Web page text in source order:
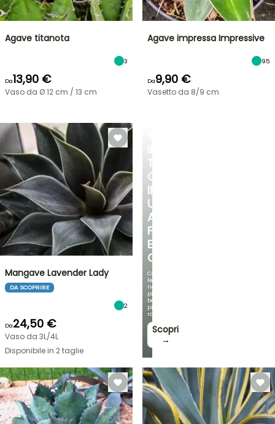
TUO
GIARDINO
IN
UN
ANGOLO
FRESCO
E
OMBREGGIATO
Con
le
nostre
più
belle
piante
rampicanti
Scopri
→
Agave titanota
3
Da13,90 €
Vaso da Ø 12 cm / 13 cm
Agave impressa Impressive
95
Da9,90 €
Vasetto da 8/9 cm
Mangave Lavender Lady
DA SCOPRIRE
2
Da24,50 €
Vaso da 3L/4L
Disponibile in 2 taglie